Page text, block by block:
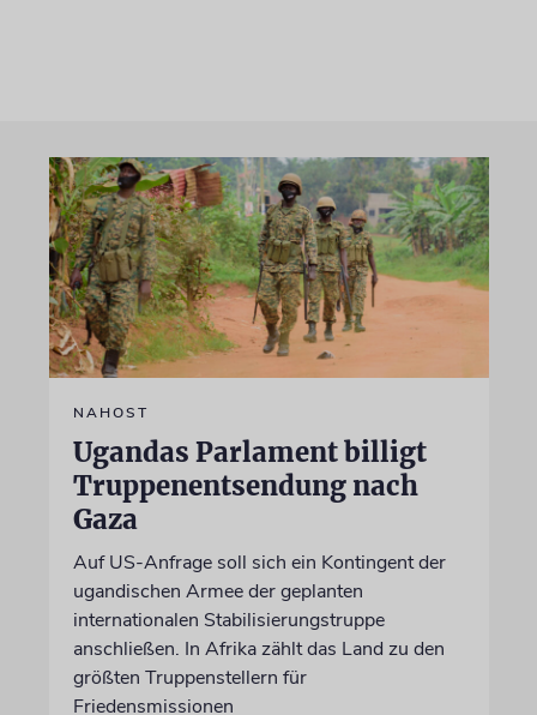
NAHOST
Ugandas Parlament billigt
Truppenentsendung nach
Gaza
Auf US-Anfrage soll sich ein Kontingent der
ugandischen Armee der geplanten
internationalen Stabilisierungstruppe
anschließen. In Afrika zählt das Land zu den
größten Truppenstellern für
Friedensmissionen